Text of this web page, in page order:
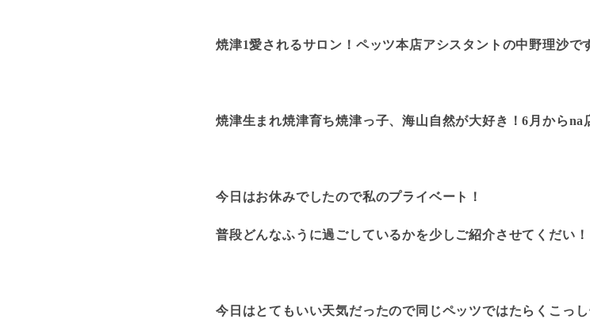
焼津1愛されるサロン！ペッツ本店アシスタントの中野理沙で
焼津生まれ焼津育ち焼津っ子、海山自然が大好き！6月からna
今日はお休みでしたので私のプライベート！
普段どんなふうに過ごしているかを少しご紹介させてくだい！
今日はとてもいい天気だったので同じペッツではたらくこっ